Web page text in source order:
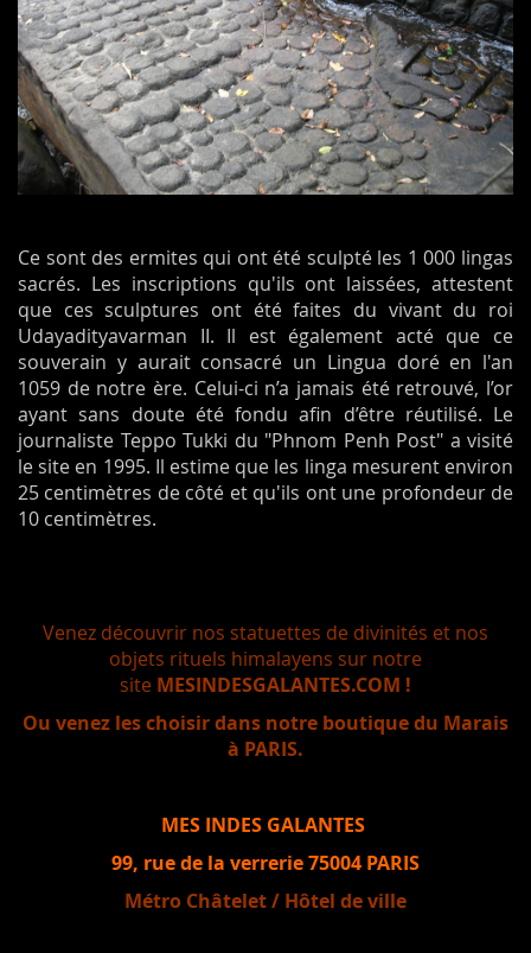
Ce sont des ermites qui ont été sculpté les 1 000 lingas
sacrés. Les inscriptions qu'ils ont laissées, attestent
que ces sculptures ont été faites du vivant du roi
Udayadityavarman II. Il est également acté que ce
souverain y aurait consacré un Lingua doré en l'an
1059 de notre ère. Celui-ci n’a jamais été retrouvé, l’or
ayant sans doute été fondu afin d’être réutilisé. Le
journaliste Teppo Tukki du "Phnom Penh Post" a visité
le site en 1995. Il estime que les linga mesurent environ
25 centimètres de côté et qu'ils ont une profondeur de
10 centimètres.
Venez découvrir nos statuettes de divinités et nos
objets rituels himalayens sur notre
site MESINDESGALANTES.COM !
Ou venez les choisir dans notre boutique du Marais
à PARIS.
MES INDES GALANTES
99, rue de la verrerie 75004 PARIS
Métro Châtelet / Hôtel de ville